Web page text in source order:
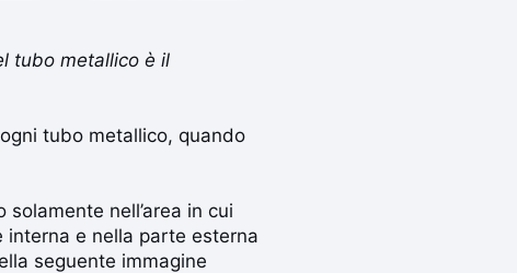
tubo metallico è il
tubo metallico, quando
nell’area in cui
e nella parte esterna
seguente immagine